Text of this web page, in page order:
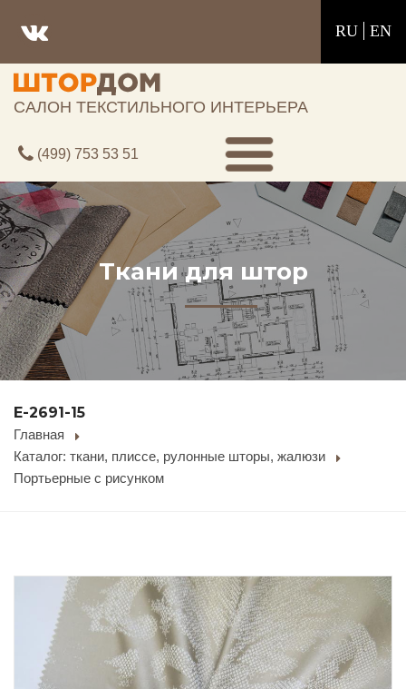
RU EN
САЛОН ТЕКСТИЛЬНОГО ИНТЕРЬЕРА
(499) 753 53 51
Ткани для штор
E-2691-15
Главная
Каталог: ткани, плиссе, рулонные шторы, жалюзи
Портьерные с рисунком